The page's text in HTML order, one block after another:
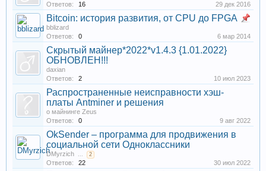
Ответов:
16 29 дек 2016
Bitcoin: история развития, от CPU до FPGA
bblizard
Ответов:
0 6 мар 2014
Скрытый майнер*2022*v1.4.3 {1.01.2022}
ОБНОВЛЕН!!!
daxian
Ответов:
2 10 июл 2023
Распространенные неисправности хэш-
платы Antminer и решения
о майнинге Zeus
Ответов:
0 9 авг 2022
OkSender – программа для продвижения в
социальной сети Одноклассники
DMyrzich ... 2
Ответов: 22 30 июл 2022